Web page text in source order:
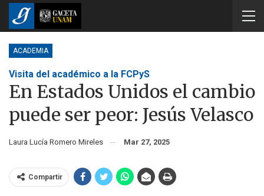
ACADEMIA
Visita del académico a la FCPyS
En Estados Unidos el cambio
puede ser peor: Jesús Velasco
Laura Lucía Romero Mireles Mar 27, 2025
Compartir